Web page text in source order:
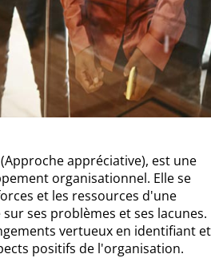
appréciative), est une
organisationnel. Elle se
et les ressources d'une
ses problèmes et ses lacunes.
vertueux en identifiant et
positifs de l'organisation.